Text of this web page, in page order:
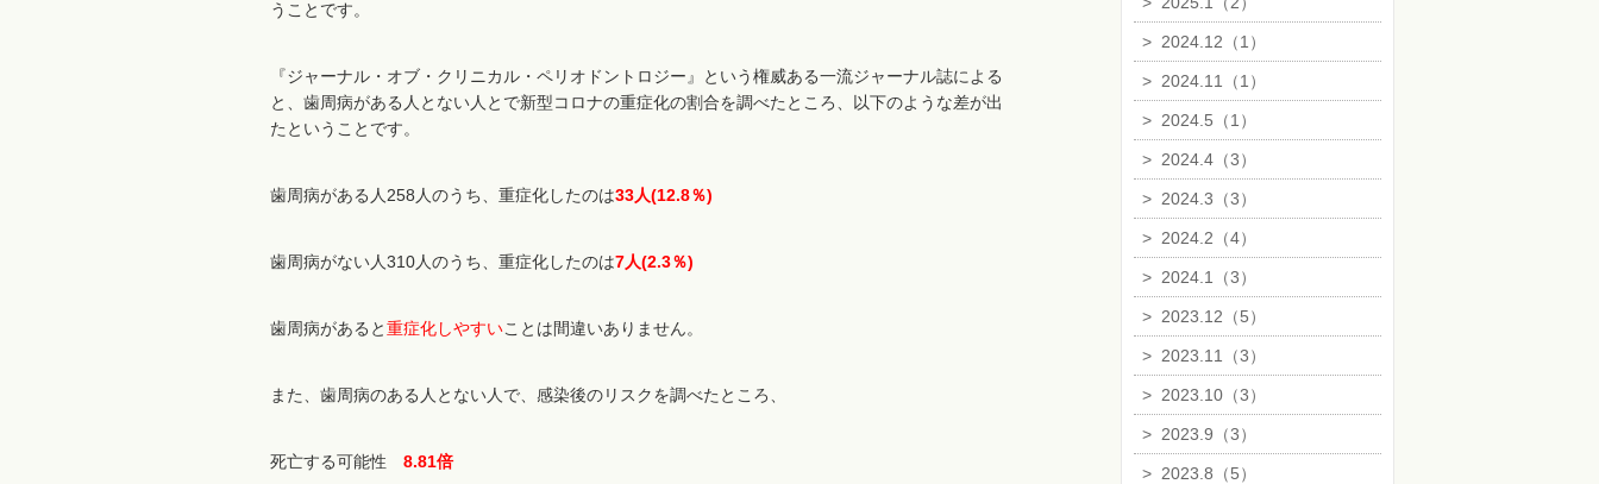
うことです。
『ジャーナル・オブ・クリニカル・ペリオドントロジー』という権威ある一流ジャーナル誌による
と、歯周病がある人とない人とで新型コロナの重症化の割合を調べたところ、以下のような差が出
たということです。
歯周病がある人258人のうち、重症化したのは33人(12.8％)
歯周病がない人310人のうち、重症化したのは7人(2.3％)
歯周病があると重症化しやすいことは間違いありません。
また、歯周病のある人とない人で、感染後のリスクを調べたところ、
死亡する可能性 8.81倍
> 2024.12（1）
> 2024.11（1）
> 2024.5（1）
> 2024.4（3）
> 2024.3（3）
> 2024.2（4）
> 2024.1（3）
> 2023.12（5）
> 2023.11（3）
> 2023.10（3）
> 2023.9（3）
> 2023.8（5）